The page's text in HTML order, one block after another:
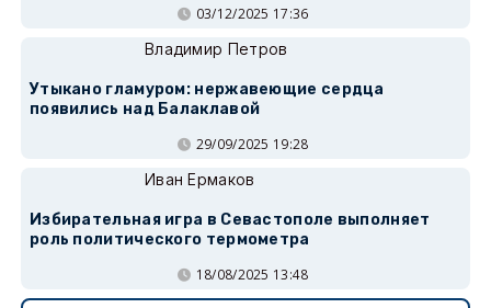
03/12/2025 17:36
Владимир Петров
Утыкано гламуром: нержавеющие сердца
появились над Балаклавой
29/09/2025 19:28
Иван Ермаков
Избирательная игра в Севастополе выполняет
роль политического термометра
18/08/2025 13:48